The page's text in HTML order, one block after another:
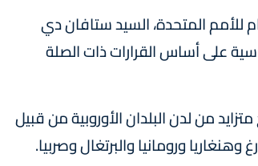
للأمم المتحدة، السيد ستافان دي
على أساس القرارات ذات الصلة
من لدن البلدان الأوروبية من قبيل
ورومانيا والبرتغال وصربيا.